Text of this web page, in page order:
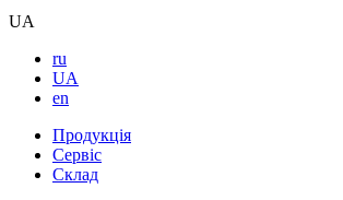
UA
ru
UA
en
Продукція
Сервіс
Склад